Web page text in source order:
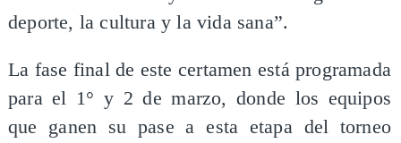
deporte, la cultura y la vida sana”.
La fase final de este certamen está programada
para el 1° y 2 de marzo, donde los equipos
que ganen su pase a esta etapa del torneo